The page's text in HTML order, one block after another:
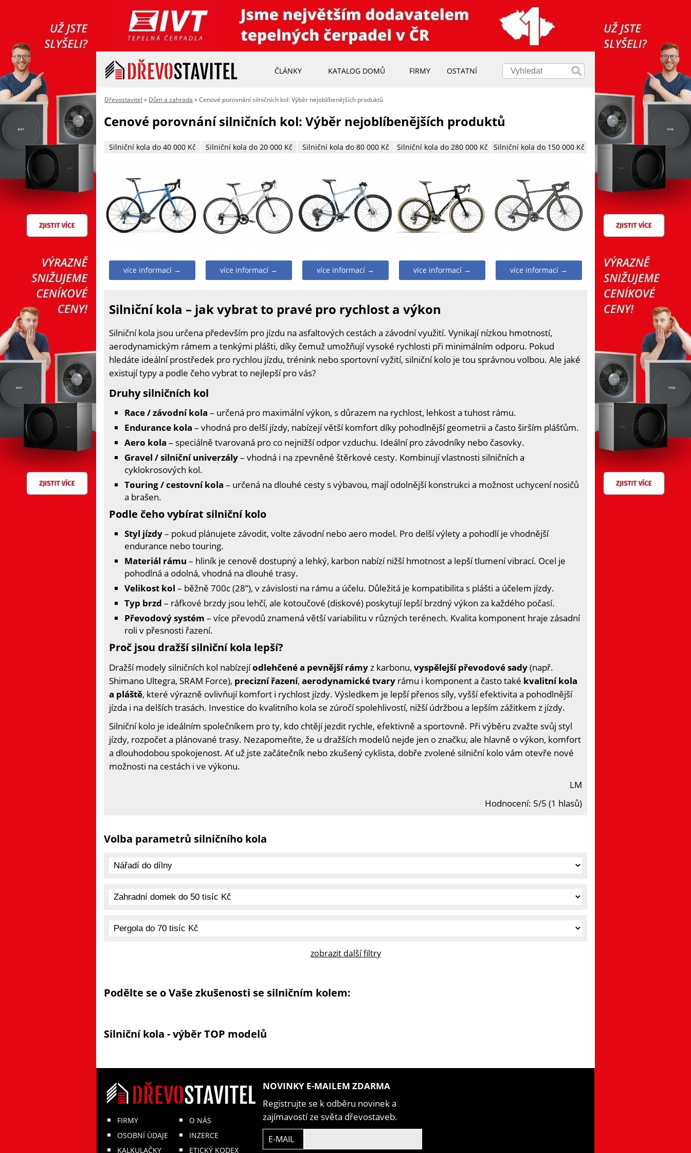
ČLÁNKY KATALOG DOMŮ FIRMY OSTATNÍ
Dřevostavitel » Dům a zahrada » Cenové porovnání silničních kol: Výběr nejoblíbenějších produktů
Cenové porovnání silničních kol: Výběr nejoblíbenějších produktů
Silniční kola do 40 000 Kč
více informací →
Silniční kola do 20 000 Kč
více informací →
Silniční kola do 80 000 Kč
více informací →
Silniční kola do 280 000 Kč
více informací →
Silniční kola do 150 000 Kč
více informací →
Silniční kola – jak vybrat to pravé pro rychlost a výkon
Silniční kola jsou určena především pro jízdu na asfaltových cestách a závodní využití. Vynikají nízkou hmotností,
aerodynamickým rámem a tenkými plášti, díky čemuž umožňují vysoké rychlosti při minimálním odporu. Pokud
hledáte ideální prostředek pro rychlou jízdu, trénink nebo sportovní vyžití, silniční kolo je tou správnou volbou. Ale jaké
existují typy a podle čeho vybrat to nejlepší pro vás?
Druhy silničních kol
Race / závodní kola – určená pro maximální výkon, s důrazem na rychlost, lehkost a tuhost rámu.
Endurance kola – vhodná pro delší jízdy, nabízejí větší komfort díky pohodlnější geometrii a často širším plášťům.
Aero kola – speciálně tvarovaná pro co nejnižší odpor vzduchu. Ideální pro závodníky nebo časovky.
Gravel / silniční univerzály– vhodná i na zpevněné štěrkové cesty. Kombinují vlastnosti silničních a
cyklokrosových kol.
Touring / cestovní kola – určená na dlouhé cesty s výbavou, mají odolnější konstrukci a možnost uchycení nosičů
a brašen.
Podle čeho vybírat silniční kolo
Styl jízdy– pokud plánujete závodit, volte závodní nebo aero model. Pro delší výlety a pohodlí je vhodnější
endurance nebo touring.
Materiál rámu – hliník je cenově dostupný a lehký, karbon nabízí nižší hmotnost a lepší tlumení vibrací. Ocel je
pohodlná a odolná, vhodná na dlouhé trasy.
Velikost kol – běžně 700c (28”), v závislosti na rámu a účelu. Důležitá je kompatibilita s plášti a účelem jízdy.
Typ brzd – ráfkové brzdy jsou lehčí, ale kotoučové (diskové) poskytují lepší brzdný výkon za každého počasí.
Převodový systém – více převodů znamená větší variabilitu v různých terénech. Kvalita komponent hraje zásadní
roli v přesnosti řazení.
Proč jsou dražší silniční kola lepší?
Dražší modely silničních kol nabízejíodlehčené a pevnější rámyz karbonu, vyspělejší převodové sady(např.
Shimano Ultegra, SRAM Force), precizní řazení, aerodynamické tvary rámu i komponent a často také kvalitní kola
a pláště, které výrazně ovlivňují komfort i rychlost jízdy. Výsledkem je lepší přenos síly, vyšší efektivita a pohodlnější
jízda i na delších trasách. Investice do kvalitního kola se zúročí spolehlivostí, nižší údržbou a lepším zážitkem z jízdy.
Silniční kolo je ideálním společníkem pro ty, kdo chtějí jezdit rychle, efektivně a sportovně. Při výběru zvažte svůj styl
jízdy, rozpočet a plánované trasy. Nezapomeňte, že u dražších modelů nejde jen o značku, ale hlavně o výkon, komfort
a dlouhodobou spokojenost. Ať už jste začátečník nebo zkušený cyklista, dobře zvolené silniční kolo vám otevře nové
možnosti na cestách i ve výkonu.
LM
Hodnocení: 5/5 (1 hlasů)
Volba parametrů silničního kola
zobrazit další filtry
Podělte se o Vaše zkušenosti se silničním kolem:
Silniční kola - výběr TOP modelů
FIRMY
OSOBNÍ ÚDAJE
KALKULAČKY
O NÁS
INZERCE
ETICKÝ KODEX
NOVINKY E-MAILEM ZDARMA
Registrujte se k odběru novinek a
zajímavostí ze světa dřevostaveb.
E-MAIL